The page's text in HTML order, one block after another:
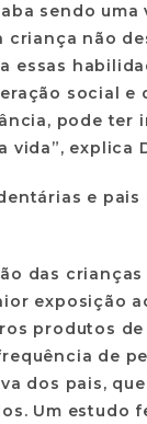
sendo uma
criança não
essas
social e
pode ter
vida”, explica
e pais
das crianças
exposição
produtos de
de
dos pais,
Um estudo